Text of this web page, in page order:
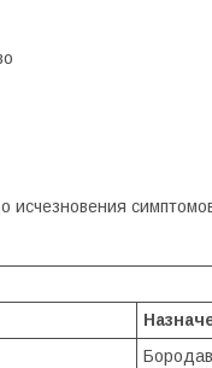
исчезновения